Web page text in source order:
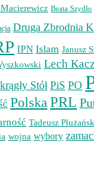
Beata Szydło
Druga Zbrodnia
IPN Islam Janusz
Lech
Stół PiS PO
Polska PRL
Tadeusz
wojna wybory